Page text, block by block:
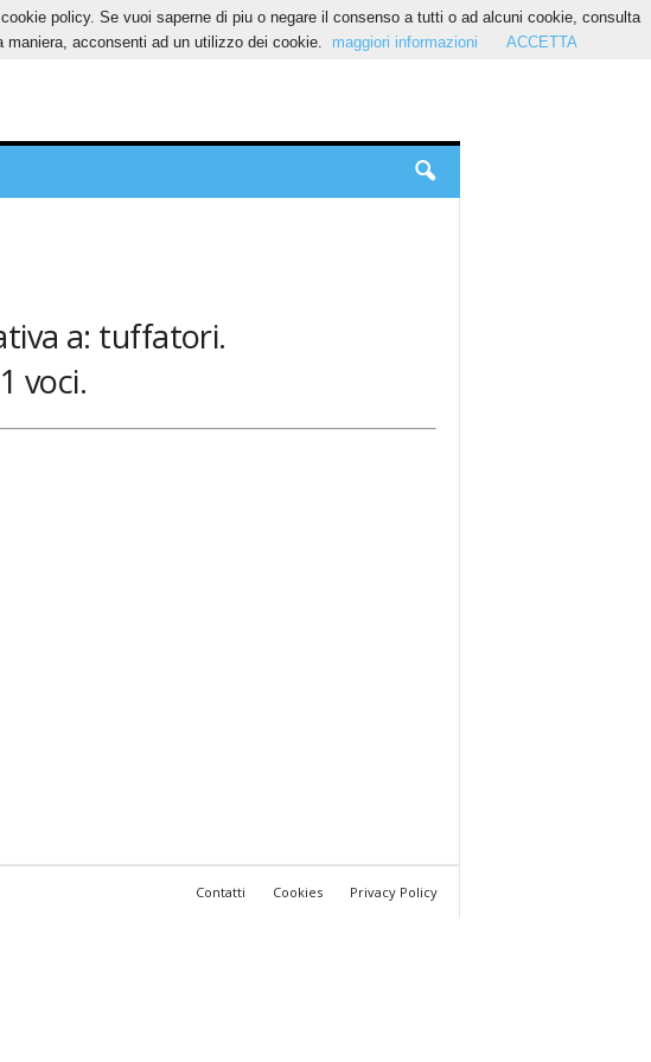
a: tuffatori.
voci.
Contatti Cookies Privacy Policy
policy. Se vuoi saperne di piu o negare il consenso a tutti o ad alcuni cookie, consulta
maniera, acconsenti ad un utilizzo dei cookie.
maggiori informazioni ACCETTA